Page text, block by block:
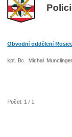
Obvodní oddělení
kpt. Bc. Michal
Počet: 1 / 1